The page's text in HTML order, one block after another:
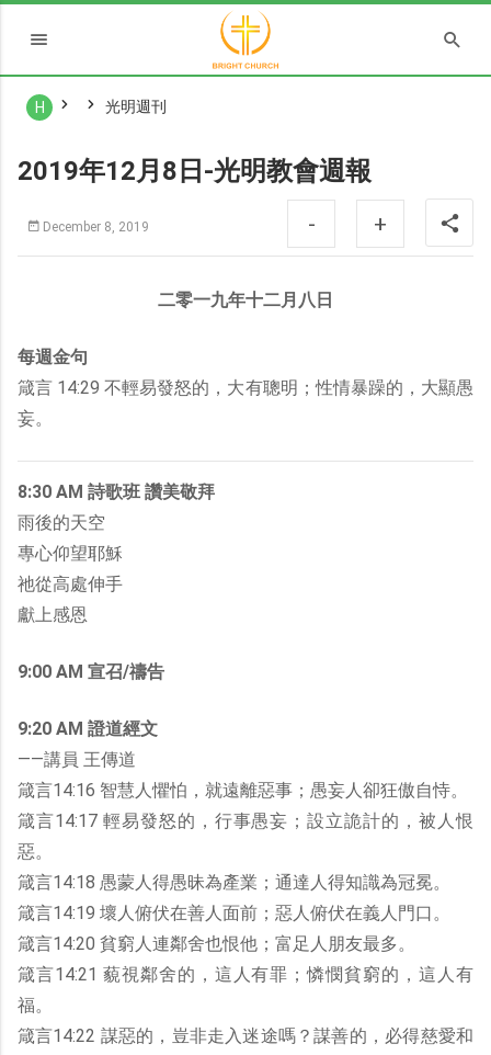
H 光明週刊
2019年12月8日-光明教會週報
December 8, 2019 - +
二零一九年十二月八日
每週金句
箴言 14:29 不輕易發怒的，大有聰明；性情暴躁的，大顯愚
妄。
8:30 AM 詩歌班 讚美敬拜
雨後的天空
專心仰望耶穌
祂從高處伸手
獻上感恩
9:00 AM 宣召/禱告
9:20 AM 證道經文
——講員 王傳道
箴言14:16 智慧人懼怕，就遠離惡事；愚妄人卻狂傲自恃。
箴言14:17 輕易發怒的，行事愚妄；設立詭計的，被人恨
惡。
箴言14:18 愚蒙人得愚昧為產業；通達人得知識為冠冕。
箴言14:19 壞人俯伏在善人面前；惡人俯伏在義人門口。
箴言14:20 貧窮人連鄰舍也恨他；富足人朋友最多。
箴言14:21 藐視鄰舍的，這人有罪；憐憫貧窮的，這人有
福。
箴言14:22 謀惡的，豈非走入迷途嗎？謀善的，必得慈愛和